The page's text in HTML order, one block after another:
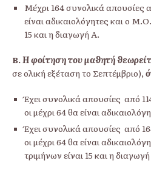
Μέχρι 164 συνολικά απουσίες
είναι αδικαιολόγητες και ο
15 και η διαγωγή Α.
Β.Η φοίτηση του μαθητή
σε ολική εξέταση το Σεπτέμβριο),
Έχει συνολικά απουσίες από
οι μέχρι 64 θα είναι
Έχει συνολικά απουσίες από
οι μέχρι 64 θα είναι
τριμήνων είναι 15 και η